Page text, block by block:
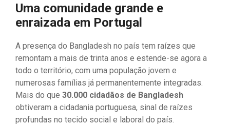
Uma comunidade grande e
enraizada em Portugal
A presença do Bangladesh no país tem raízes que
remontam a mais de trinta anos e estende-se agora a
todo o território, com uma população jovem e
numerosas famílias já permanentemente integradas.
Mais do que 30.000 cidadãos de Bangladesh
obtiveram a cidadania portuguesa, sinal de raízes
profundas no tecido social e laboral do país.